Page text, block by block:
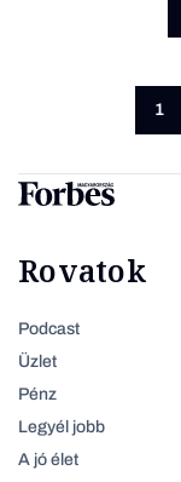
1
Rovatok
Podcast
Üzlet
Pénz
Legyél jobb
A jó élet